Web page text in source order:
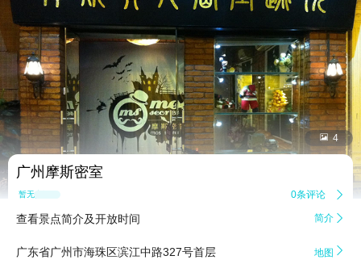
 4
广州摩斯密室
暂无点评 0条评论 
查看景点简介及开放时间 简介 
广东省广州市海珠区滨江中路327号首层 地图 
